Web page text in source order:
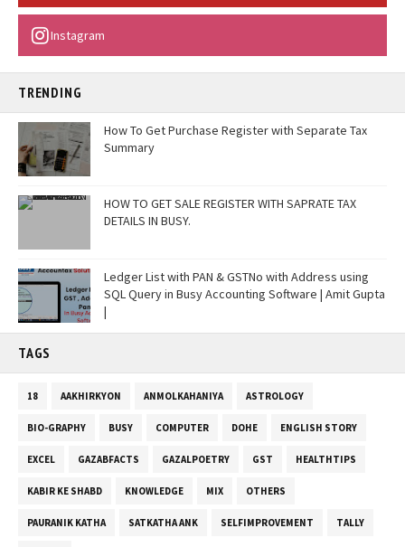
Instagram
TRENDING
How To Get Purchase Register with Separate Tax
Summary
HOW TO GET SALE REGISTER WITH SAPRATE TAX
DETAILS IN BUSY.
Ledger List with PAN & GSTNo with Address using
SQL Query in Busy Accounting Software | Amit Gupta
|
TAGS
18 AAKHIRKYON ANMOLKAHANIYA ASTROLOGY
BIO-GRAPHY BUSY COMPUTER DOHE ENGLISH STORY
EXCEL GAZABFACTS GAZALPOETRY GST HEALTHTIPS
KABIR KE SHABD KNOWLEDGE MIX OTHERS
PAURANIK KATHA SATKATHA ANK SELFIMPROVEMENT TALLY